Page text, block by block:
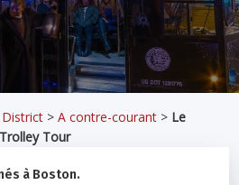
District >A contre-courant > Le
Tour
à Boston.